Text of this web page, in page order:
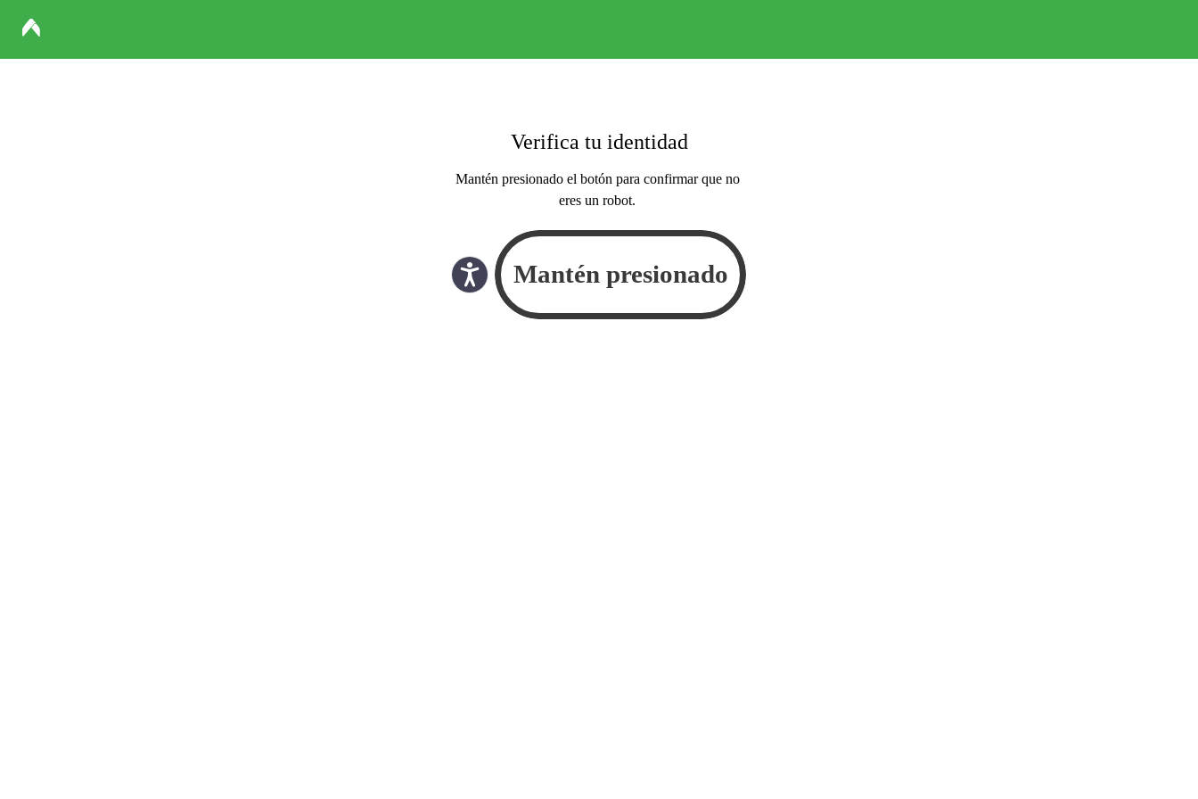
Verifica tu identidad
Mantén presionado el botón para confirmar que no
eres un robot.